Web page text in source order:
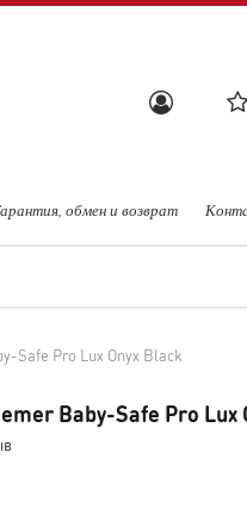
обмен и возврат
Safe Pro Lux Onyx Black
Baby-Safe Pro Lux